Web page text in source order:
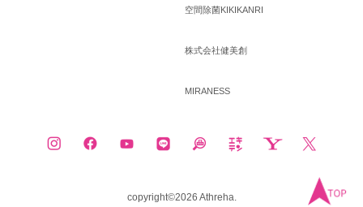
空間除菌KIKIKANRI
株式会社健美創
MIRANESS
copyright©2026 Athreha.